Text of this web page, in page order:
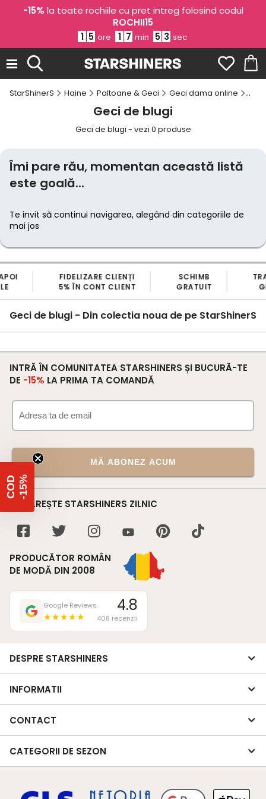
-15% la toate rochiile cu pret intreg folosind codul
ROCHII15
1 5 ore 1 7 min 5 3 sec
StarShinerS Haine Paltoane & Geci Geci dama online
Geci de blugi
Geci de blugi - vezi 0 produse
Îmi pare rău, momentan această listă
este goală...
Te invit să continui navigarea, alegând din categoriile de
mai jos
FIDELIZARE CLIENȚI
5% ÎN CONT CLIENT
SCHIMB
GRATUIT
Geci de blugi - Din colectia noua de pe StarShinerS
INTRĂ ÎN COMUNITATEA STARSHINERS ȘI BUCURĂ-TE
DE -15% LA PRIMA TA COMANDĂ
MĂ ABONEZ ACUM
URMĂREȘTE STARSHINERS ZILNIC
PRODUCĂTOR ROMÂN
DE MODĂ DIN 2008
Google Reviews
★★★★★
4.8
408 recenzii
DESPRE STARSHINERS
INFORMATII
CONTACT
CATEGORII DE SEZON
C
O
D
-
1
5 %